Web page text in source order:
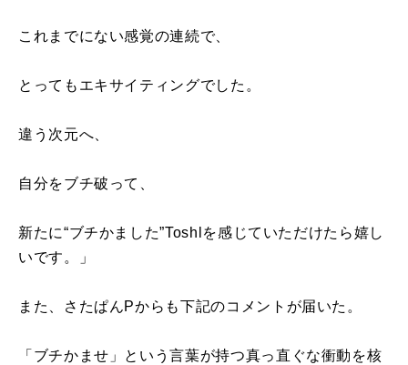
これまでにない感覚の連続で、
とってもエキサイティングでした。
違う次元へ、
自分をブチ破って、
新たに“ブチかました”Toshlを感じていただけたら嬉し
いです。」
また、さたぱんPからも下記のコメントが届いた。
「ブチかませ」という言葉が持つ真っ直ぐな衝動を核